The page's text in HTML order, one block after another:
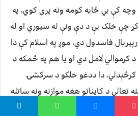
کې بي ځایه کومه ونه پرې کوي، په
چې خلک یې د دې ونې له سیوري او له
فاسدول دي، موږ په اسلام کې دا
لامل دي او یا هم په ځمکه د
ګرځېدلي، دا ددغو خلکو د سرکشۍ
تعالی د کایناتو هغه موازنه ونه ساتله
کړېده، الله تعالی فرمایي : {والسَّمَاءَ